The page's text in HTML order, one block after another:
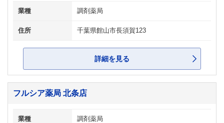
業種 調剤薬局
住所 千葉県館山市長須賀123
詳細を見る
フルシア薬局 北条店
業種 調剤薬局